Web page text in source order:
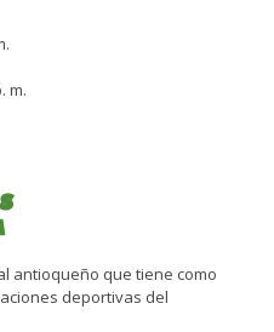
m.
antioqueño que tiene como
deportivas del